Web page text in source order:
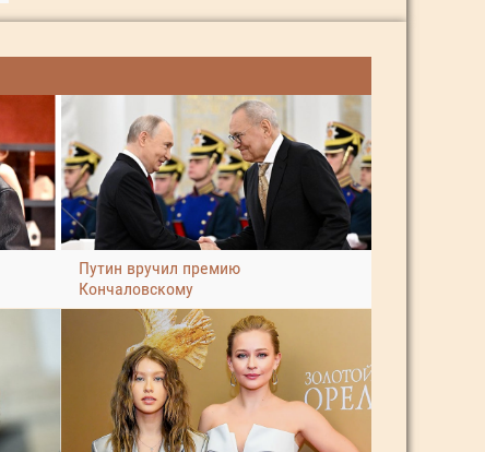
Путин вручил премию
Кончаловскому